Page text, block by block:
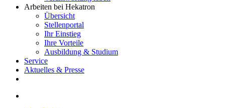
Arbeiten bei Hekatron
Übersicht
Stellenportal
Ihr Einstieg
Ihre Vorteile
Ausbildung & Studium
Service
Aktuelles & Presse